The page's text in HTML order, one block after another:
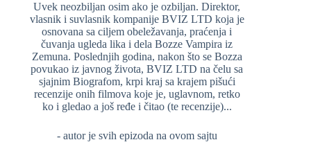
Uvek neozbiljan osim ako je ozbiljan. Direktor,
vlasnik i suvlasnik kompanije BVIZ LTD koja je
osnovana sa ciljem obeležavanja, praćenja i
čuvanja ugleda lika i dela Bozze Vampira iz
Zemuna. Poslednjih godina, nakon što se Bozza
povukao iz javnog života, BVIZ LTD na čelu sa
sjajnim Biografom, krpi kraj sa krajem pišući
recenzije onih filmova koje je, uglavnom, retko
ko i gledao a još ređe i čitao (te recenzije)...
- autor je svih epizoda na ovom sajtu